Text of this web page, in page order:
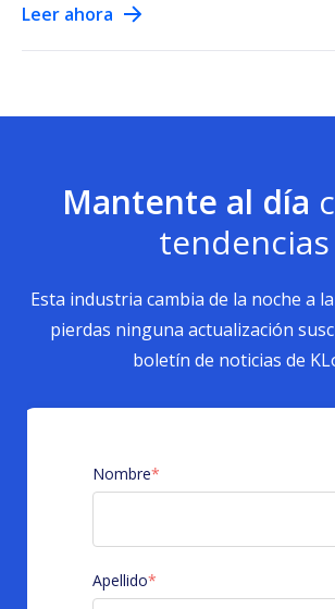
Leer ahora
Mantente al día
tendencias
Esta industria cambia de la noche a
pierdas ninguna actualización
boletín de noticias de
Nombre*
Apellido*